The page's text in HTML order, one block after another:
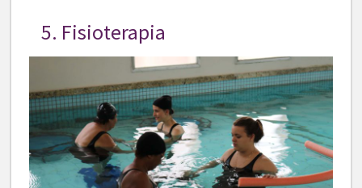
5. Fisioterapia